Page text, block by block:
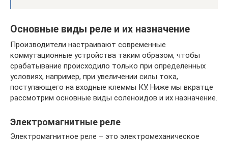
Основные виды реле и их назначение
Производители настраивают современные
коммутационные устройства таким образом, чтобы
срабатывание происходило только при определенных
условиях, например, при увеличении силы тока,
поступающего на входные клеммы КУ. Ниже мы вкратце
рассмотрим основные виды соленоидов и их назначение.
Электромагнитные реле
Электромагнитное реле – это электромеханическое